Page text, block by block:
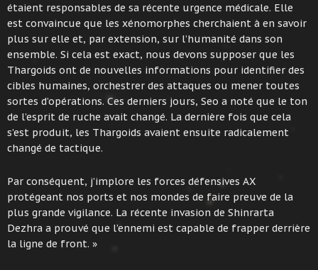
étaient responsables de sa récente urgence médicale. Elle
est convaincue que les xénomorphes cherchaient à en savoir
plus sur elle et, par extension, sur l’humanité dans son
ensemble. Si cela est exact, nous devons supposer que les
Thargoids ont de nouvelles informations pour identifier des
cibles humaines, orchestrer des attaques ou mener toutes
sortes d’opérations. Ces derniers jours, Seo a noté que le ton
de l’esprit de ruche avait changé. La dernière fois que cela
s’est produit, les Thargoids avaient ensuite radicalement
changé de tactique.
Par conséquent, j’implore les forces défensives AX
protégeant nos ports et nos mondes de faire preuve de la
plus grande vigilance. La récente invasion de Shinrarta
Dezhra a prouvé que l’ennemi est capable de frapper derrière
la ligne de front. »